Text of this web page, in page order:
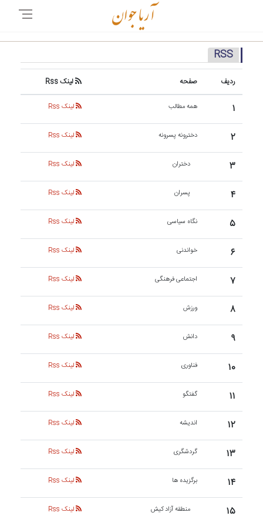
RSS
ردیف صفحه لینک Rss
۱ همه مطالب لینک Rss
۲ دخترونه پسرونه لینک Rss
۳ دختران لینک Rss
۴ پسران لینک Rss
۵ نگاه سیاسی لینک Rss
۶ خواندنی لینک Rss
۷ اجتماعی فرهنگی لینک Rss
۸ ورزش لینک Rss
۹ دانش لینک Rss
۱۰ فناوری لینک Rss
۱۱ گفتگو لینک Rss
۱۲ اندیشه لینک Rss
۱۳ گردشگری لینک Rss
۱۴ برگزیده ها لینک Rss
۱۵ منطقه آزاد کیش لینک Rss